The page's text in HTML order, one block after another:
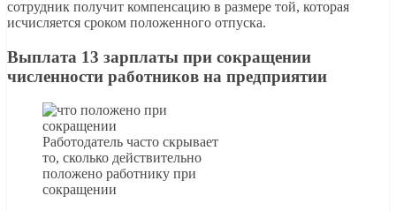
сотрудник получит компенсацию в размере той, которая
исчисляется сроком положенного отпуска.
Выплата 13 зарплаты при сокращении
численности работников на предприятии
Работодатель часто скрывает
то, сколько действительно
положено работнику при
сокращении